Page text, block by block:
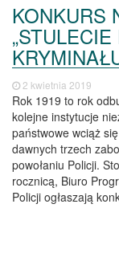
KONKURS
2 kwietnia 2019
Rok 1919 to rok
kolejne instytucje
państwowe wciąż
dawnych trzech
powołaniu Policji.
rocznicą, Biuro
Policji ogłaszają